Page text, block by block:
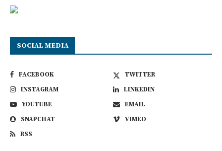
SOCIAL MEDIA
FACEBOOK
TWITTER
INSTAGRAM
LINKEDIN
YOUTUBE
EMAIL
SNAPCHAT
VIMEO
RSS